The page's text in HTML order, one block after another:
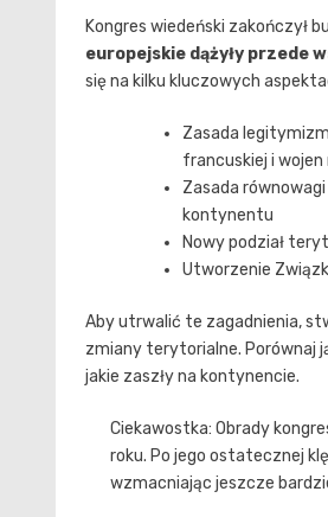
Kongres wiedeński zakończył
europejskie dążyły przede
się na kilku kluczowych
Zasada
francuskiej i wojen
Zasada
kontynentu
Nowy podział
Utworzenie
Aby utrwalić te zagadnienia,
zmiany terytorialne. Porównaj
jakie zaszły na kontynencie.
Ciekawostka: Obrady
roku. Po jego ostatecznej
wzmacniając jeszcze